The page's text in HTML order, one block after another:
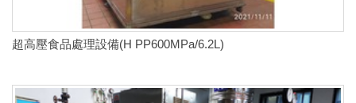
超高壓食品處理設備(H PP600MPa/6.2L)